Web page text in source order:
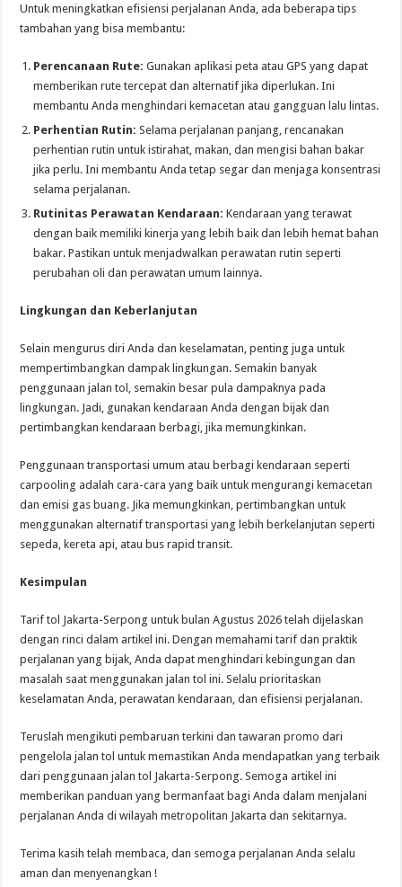
Untuk meningkatkan efisiensi perjalanan Anda, ada beberapa tips
tambahan yang bisa membantu:
Perencanaan Rute: Gunakan aplikasi peta atau GPS yang dapat
memberikan rute tercepat dan alternatif jika diperlukan. Ini
membantu Anda menghindari kemacetan atau gangguan lalu lintas.
Perhentian Rutin: Selama perjalanan panjang, rencanakan
perhentian rutin untuk istirahat, makan, dan mengisi bahan bakar
jika perlu. Ini membantu Anda tetap segar dan menjaga konsentrasi
selama perjalanan.
Rutinitas Perawatan Kendaraan: Kendaraan yang terawat
dengan baik memiliki kinerja yang lebih baik dan lebih hemat bahan
bakar. Pastikan untuk menjadwalkan perawatan rutin seperti
perubahan oli dan perawatan umum lainnya.
Lingkungan dan Keberlanjutan
Selain mengurus diri Anda dan keselamatan, penting juga untuk
mempertimbangkan dampak lingkungan. Semakin banyak
penggunaan jalan tol, semakin besar pula dampaknya pada
lingkungan. Jadi, gunakan kendaraan Anda dengan bijak dan
pertimbangkan kendaraan berbagi, jika memungkinkan.
Penggunaan transportasi umum atau berbagi kendaraan seperti
carpooling adalah cara-cara yang baik untuk mengurangi kemacetan
dan emisi gas buang. Jika memungkinkan, pertimbangkan untuk
menggunakan alternatif transportasi yang lebih berkelanjutan seperti
sepeda, kereta api, atau bus rapid transit.
Kesimpulan
Tarif tol Jakarta-Serpong untuk bulan Agustus 2026 telah dijelaskan
dengan rinci dalam artikel ini. Dengan memahami tarif dan praktik
perjalanan yang bijak, Anda dapat menghindari kebingungan dan
masalah saat menggunakan jalan tol ini. Selalu prioritaskan
keselamatan Anda, perawatan kendaraan, dan efisiensi perjalanan.
Teruslah mengikuti pembaruan terkini dan tawaran promo dari
pengelola jalan tol untuk memastikan Anda mendapatkan yang terbaik
dari penggunaan jalan tol Jakarta-Serpong. Semoga artikel ini
memberikan panduan yang bermanfaat bagi Anda dalam menjalani
perjalanan Anda di wilayah metropolitan Jakarta dan sekitarnya.
Terima kasih telah membaca, dan semoga perjalanan Anda selalu
aman dan menyenangkan !